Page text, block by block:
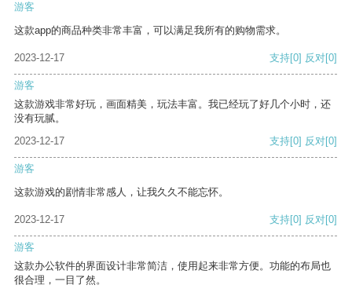
游客
这款app的商品种类非常丰富，可以满足我所有的购物需求。
2023-12-17 支持[0] 反对[0]
游客
这款游戏非常好玩，画面精美，玩法丰富。我已经玩了好几个小时，还
没有玩腻。
2023-12-17
支持[0] 反对[0]
游客
这款游戏的剧情非常感人，让我久久不能忘怀。
2023-12-17 支持[0] 反对[0]
游客
这款办公软件的界面设计非常简洁，使用起来非常方便。功能的布局也
很合理，一目了然。